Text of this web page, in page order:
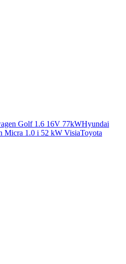
Golf 1.6 16V 77kWHyundai
Micra 1.0 i 52 kW VisiaToyota